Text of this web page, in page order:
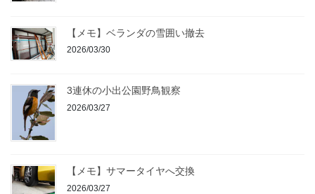
【メモ】ベランダの雪囲い撤去
2026/03/30
3連休の小出公園野鳥観察
2026/03/27
【メモ】サマータイヤへ交換
2026/03/27